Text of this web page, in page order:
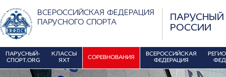
ВСЕРОССИЙСКАЯ ФЕДЕРАЦИЯ
ПАРУСНОГО СПОРТА
ПАРУСНЫЙ
РОССИИ
ПАРУСНЫЙ-
СПОРТ.ORG
КЛАССЫ
ЯХТ
СОРЕВНОВАНИЯ
ВСЕРОССИЙСКАЯ
ФЕДЕРАЦИЯ